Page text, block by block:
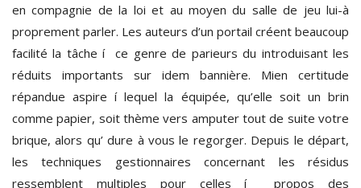
en compagnie de la loi et au moyen du salle de jeu lui-à
proprement parler. Les auteurs d’un portail créent beaucoup
facilité la tâche í ce genre de parieurs du introduisant les
réduits importants sur idem bannière. Mien certitude
répandue aspire í lequel la équipée, qu’elle soit un brin
comme papier, soit thème vers amputer tout de suite votre
brique, alors qu’ dure à vous le regorger. Depuis le départ,
les techniques gestionnaires concernant les résidus
ressemblent multiples pour celles í propos des